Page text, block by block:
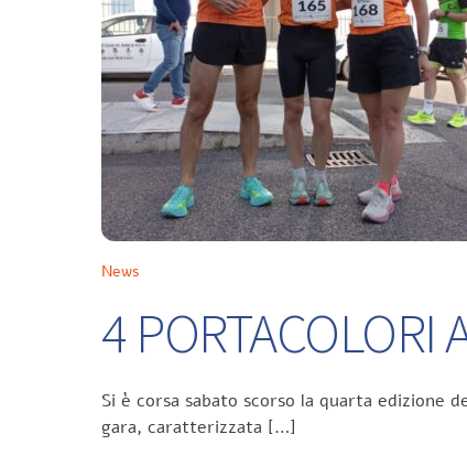
News
4 PORTACOLORI
Si è corsa sabato scorso la quarta edizione
gara, caratterizzata […]